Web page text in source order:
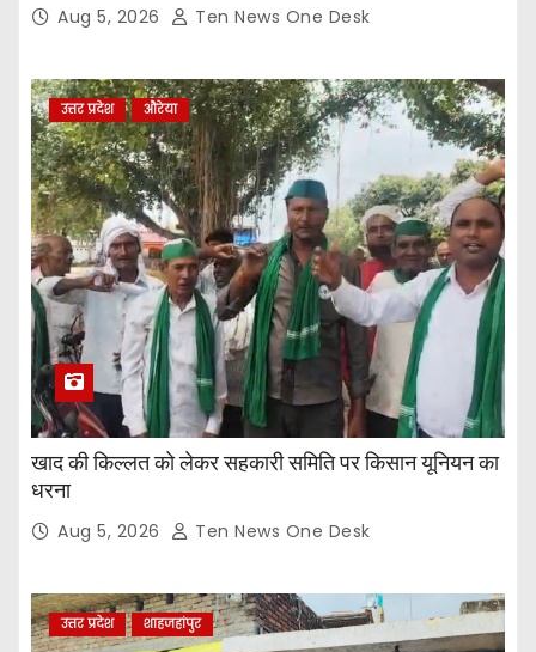
Aug 5, 2026 Ten News One Desk
उत्तर प्रदेश औरेया
खाद की किल्लत को लेकर सहकारी समिति पर किसान यूनियन का
धरना
Aug 5, 2026 Ten News One Desk
उत्तर प्रदेश शाहजहांपुर